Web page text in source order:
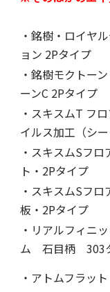
・銘樹・ロイヤ
ョン 2Pタイプ
・銘樹モクトー
ーンC 2Pタイプ
・スキスムT フ
イルス加工（シー
・スキスムSフ
ト・2Pタイプ
・スキスムSフ
板・2Pタイプ
・リアルフィニ
ム 石目柄 303
・アトムフラット